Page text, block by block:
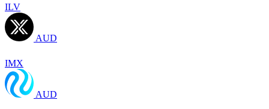
ILV
AUD
IMX
AUD